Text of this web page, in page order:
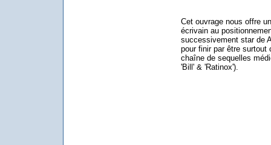
Cet ouvrage nous offre
écrivain au
successivement star de
pour finir par être surtout
chaîne de sequelles
'Bill' & 'Ratinox').